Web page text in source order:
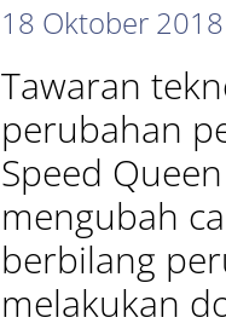
18 Oktober 2018
Tawaran
perubahan
Speed
mengubah
berbilang
melakukan